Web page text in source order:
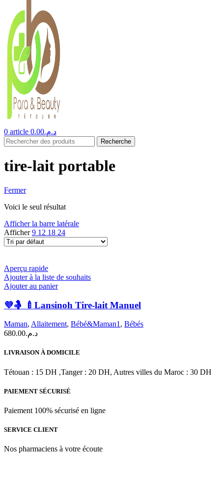
0 article د.م.0.00
Recherche
tire-lait portable
Fermer
Voici le seul résultat
Afficher la barre latérale
Afficher9 12 18 24
Aperçu rapide
Ajouter à la liste de souhaits
Ajouter au panier
💜🤱 🍼Lansinoh Tire-lait Manuel
Maman, Allaitement, Bébé&Maman1 , Bébés
د.م.680.00
LIVRAISON À DOMICILE
Tétouan : 15 DH ,Tanger : 20 DH, Autres villes du Maroc : 30 DH
PAIEMENT SÉCURISÉ
Paiement 100% sécurisé en ligne
SERVICE CLIENT
Nos pharmaciens à votre écoute